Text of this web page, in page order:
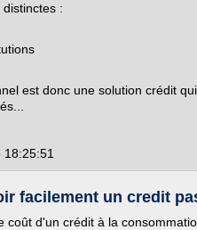
:
est donc une solution crédit
facilement un credit
coût d'un crédit à la